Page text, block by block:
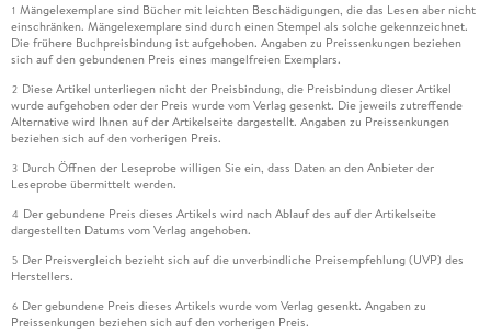
1 Mängelexemplare sind Bücher mit leichten Beschädigungen, die das Lesen aber nicht
einschränken. Mängelexemplare sind durch einen Stempel als solche gekennzeichnet.
Die frühere Buchpreisbindung ist aufgehoben. Angaben zu Preissenkungen beziehen
sich auf den gebundenen Preis eines mangelfreien Exemplars.
2 Diese Artikel unterliegen nicht der Preisbindung, die Preisbindung dieser Artikel
wurde aufgehoben oder der Preis wurde vom Verlag gesenkt. Die jeweils zutreffende
Alternative wird Ihnen auf der Artikelseite dargestellt. Angaben zu Preissenkungen
beziehen sich auf den vorherigen Preis.
3 Durch Öffnen der Leseprobe willigen Sie ein, dass Daten an den Anbieter der
Leseprobe übermittelt werden.
4 Der gebundene Preis dieses Artikels wird nach Ablauf des auf der Artikelseite
dargestellten Datums vom Verlag angehoben.
5 Der Preisvergleich bezieht sich auf die unverbindliche Preisempfehlung (UVP) des
Herstellers.
6 Der gebundene Preis dieses Artikels wurde vom Verlag gesenkt. Angaben zu
Preissenkungen beziehen sich auf den vorherigen Preis.